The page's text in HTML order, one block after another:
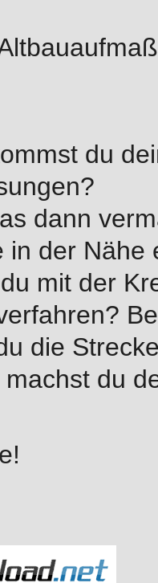
du
dann
in der Nähe
mit der
die
du